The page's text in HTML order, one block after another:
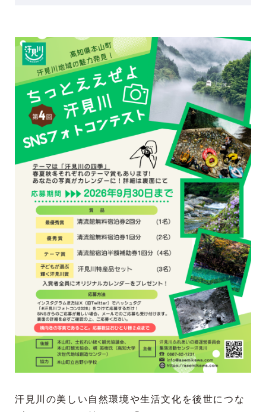
汗見川の美しい自然環境や生活文化を後世につな